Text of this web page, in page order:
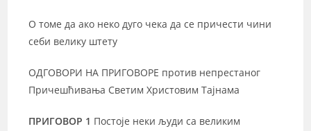
О томе да ако неко дуго чека да се причести чини
себи велику штету
ОДГОВОРИ НА ПРИГОВОРЕ против непрестаног
Причешћивања Светим Христовим Тајнама
ПРИГОВОР 1 Постоје неки људи са великим